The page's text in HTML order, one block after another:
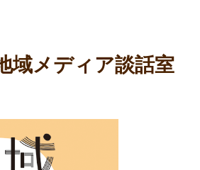
域メディア談話室